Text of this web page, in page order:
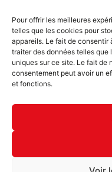
Pour offrir les meilleures
telles que les cookies pour
appareils. Le fait de consentir
traiter des données telles que
uniques sur ce site. Le fait de
consentement peut avoir un
et fonctions.
©